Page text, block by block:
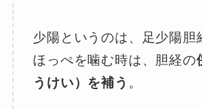
少陽というのは、足少陽胆
ほっぺを噛む時は、胆経の
うけい）を補う 。